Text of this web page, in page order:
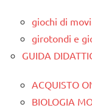
giochi di
girotondi e
GUIDA
ACQUISTO
BIOLOGIA